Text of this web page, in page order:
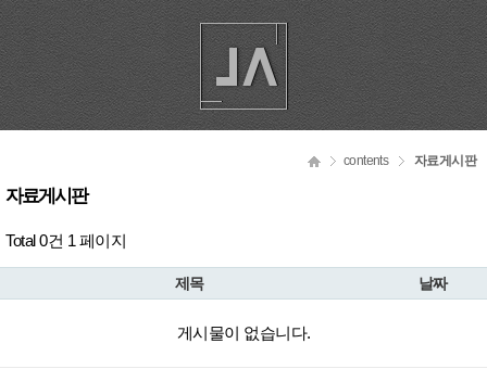
contents 자료게시판
자료게시판
Total 0건 1 페이지
제목 날짜
게시물이 없습니다.